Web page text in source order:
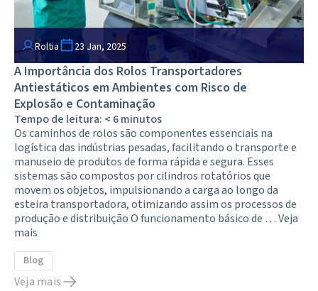
Roltia 23 Jan, 2025
A Importância dos Rolos Transportadores
Antiestáticos em Ambientes com Risco de
Explosão e Contaminação
Tempo de leitura: < 6minutos
Os caminhos de rolos são componentes essenciais na
logística das indústrias pesadas, facilitando o transporte e
manuseio de produtos de forma rápida e segura. Esses
sistemas são compostos por cilindros rotatórios que
movem os objetos, impulsionando a carga ao longo da
esteira transportadora, otimizando assim os processos de
produção e distribuição O funcionamento básico de …Veja
mais
Blog
Veja mais